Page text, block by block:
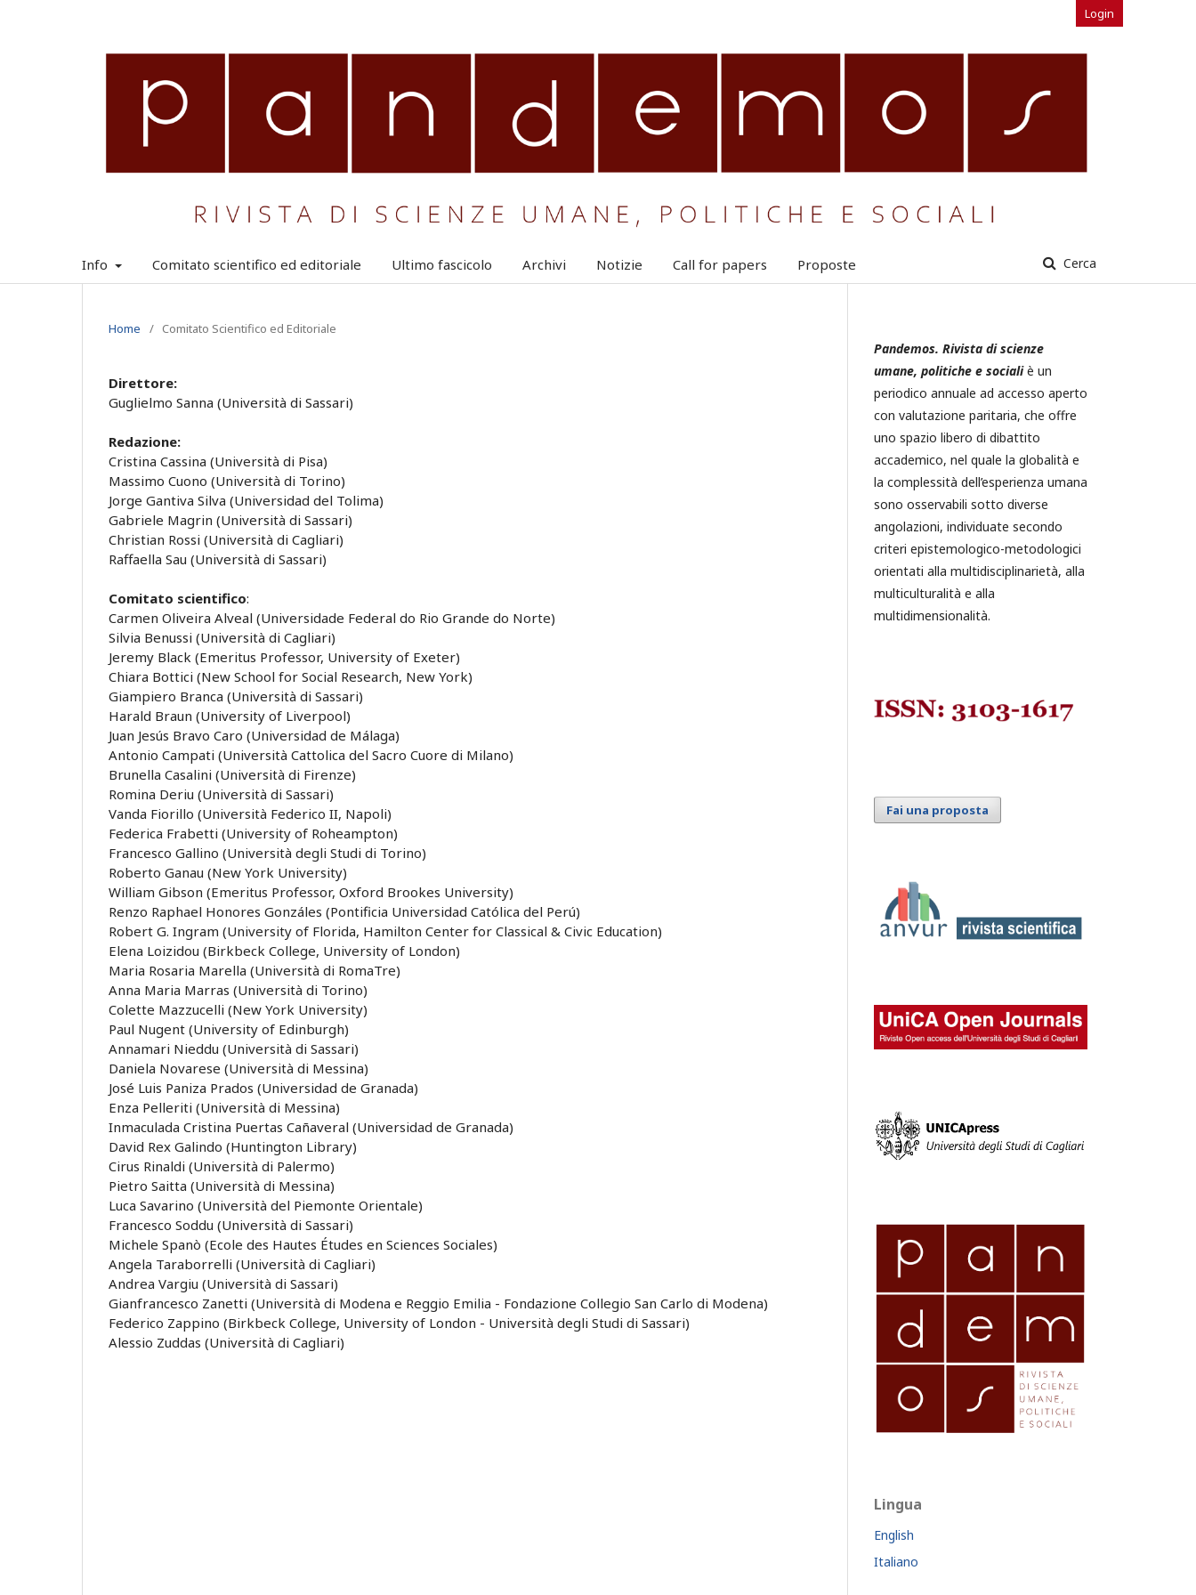
Info Comitato scientifico ed editoriale Ultimo fascicolo Archivi Notizie Call for papers Proposte Cerca
Login
Home / Comitato Scientifico ed Editoriale
Direttore:
Guglielmo Sanna (Università di Sassari)
Redazione:
Cristina Cassina (Università di Pisa)
Massimo Cuono (Università di Torino)
Jorge Gantiva Silva (Universidad del Tolima)
Gabriele Magrin (Università di Sassari)
Christian Rossi (Università di Cagliari)
Raffaella Sau (Università di Sassari)
Comitato scientifico:
Carmen Oliveira Alveal (Universidade Federal do Rio Grande do Norte)
Silvia Benussi (Università di Cagliari)
Jeremy Black (Emeritus Professor, University of Exeter)
Chiara Bottici (New School for Social Research, New York)
Giampiero Branca (Università di Sassari)
Harald Braun (University of Liverpool)
Juan Jesús Bravo Caro (Universidad de Málaga)
Antonio Campati (Università Cattolica del Sacro Cuore di Milano)
Brunella Casalini (Università di Firenze)
Romina Deriu (Università di Sassari)
Vanda Fiorillo (Università Federico II, Napoli)
Federica Frabetti (University of Roheampton)
Francesco Gallino (Università degli Studi di Torino)
Roberto Ganau (New York University)
William Gibson (Emeritus Professor, Oxford Brookes University)
Renzo Raphael Honores Gonzáles (Pontificia Universidad Católica del Perú)
Robert G. Ingram (University of Florida, Hamilton Center for Classical & Civic Education)
Elena Loizidou (Birkbeck College, University of London)
Maria Rosaria Marella (Università di RomaTre)
Anna Maria Marras (Università di Torino)
Colette Mazzucelli (New York University)
Paul Nugent (University of Edinburgh)
Annamari Nieddu (Università di Sassari)
Daniela Novarese (Università di Messina)
José Luis Paniza Prados (Universidad de Granada)
Enza Pelleriti (Università di Messina)
Inmaculada Cristina Puertas Cañaveral (Universidad de Granada)
David Rex Galindo (Huntington Library)
Cirus Rinaldi (Università di Palermo)
Pietro Saitta (Università di Messina)
Luca Savarino (Università del Piemonte Orientale)
Francesco Soddu (Università di Sassari)
Michele Spanò (Ecole des Hautes Études en Sciences Sociales)
Angela Taraborrelli (Università di Cagliari)
Andrea Vargiu (Università di Sassari)
Gianfrancesco Zanetti (Università di Modena e Reggio Emilia - Fondazione Collegio San Carlo di Modena)
Federico Zappino (Birkbeck College, University of London - Università degli Studi di Sassari)
Alessio Zuddas (Università di Cagliari)
Pandemos. Rivista di scienze
umane, politiche e socialiè un
periodico annuale ad accesso aperto
con valutazione paritaria, che offre
uno spazio libero di dibattito
accademico, nel quale la globalità e
la complessità dell’esperienza umana
sono osservabili sotto diverse
angolazioni, individuate secondo
criteri epistemologico-metodologici
orientati alla multidisciplinarietà, alla
multiculturalità e alla
multidimensionalità.
Fai una proposta
Lingua
English
Italiano